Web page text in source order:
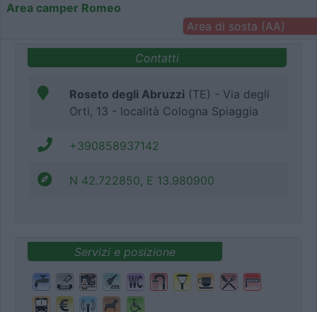
Area camper Romeo
Area di sosta (AA)
Contatti
Roseto degli Abruzzi (TE) - Via degli
Orti, 13 - località Cologna Spiaggia
+390858937142
N 42.722850, E 13.980900
Servizi e posizione